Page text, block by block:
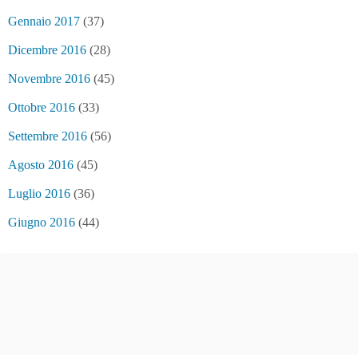
Gennaio 2017 (37)
Dicembre 2016 (28)
Novembre 2016 (45)
Ottobre 2016 (33)
Settembre 2016 (56)
Agosto 2016 (45)
Luglio 2016 (36)
Giugno 2016 (44)